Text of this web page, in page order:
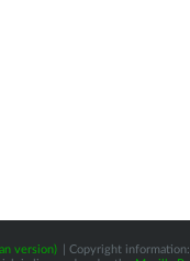
version)
| Copyright